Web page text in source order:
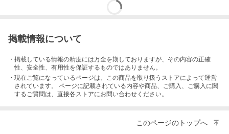
掲載情報について
・掲載している情報の精度には万全を期しておりますが、その内容の正確
性、安全性、有用性を保証するものではありません。
・現在ご覧になっているページは、この商品を取り扱うストアによって運営
されています。 ページに記載されている内容や商品、ご購入 、ご購入に関
するご質問は、直接各ストアにお問い合わせください。
このページのトップへ